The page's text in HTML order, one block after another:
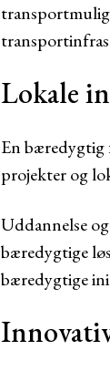
Lokale
En bæredygtig
projekter og
Uddannelse
bæredygtige
bæredygtige